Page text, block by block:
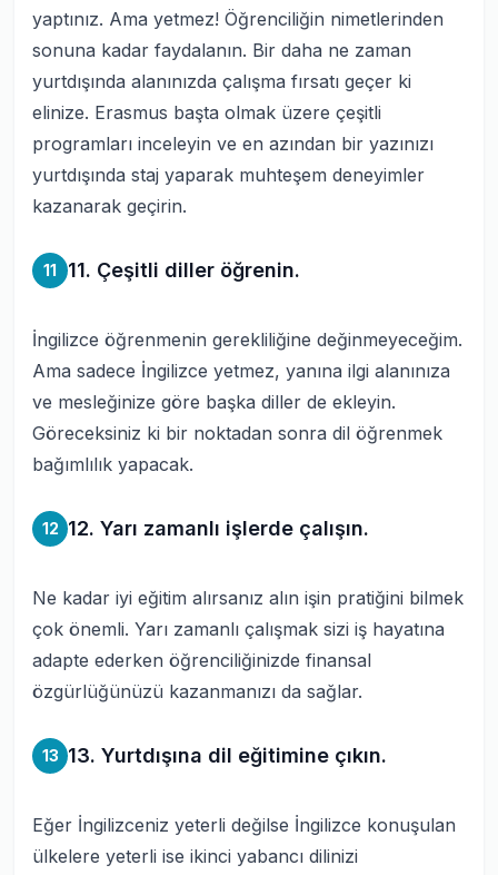
yaptınız. Ama yetmez! Öğrenciliğin nimetlerinden
sonuna kadar faydalanın. Bir daha ne zaman
yurtdışında alanınızda çalışma fırsatı geçer ki
elinize. Erasmus başta olmak üzere çeşitli
programları inceleyin ve en azından bir yazınızı
yurtdışında staj yaparak muhteşem deneyimler
kazanarak geçirin.
11 11. Çeşitli diller öğrenin.
İngilizce öğrenmenin gerekliliğine değinmeyeceğim.
Ama sadece İngilizce yetmez, yanına ilgi alanınıza
ve mesleğinize göre başka diller de ekleyin.
Göreceksiniz ki bir noktadan sonra dil öğrenmek
bağımlılık yapacak.
12 12. Yarı zamanlı işlerde çalışın.
Ne kadar iyi eğitim alırsanız alın işin pratiğini bilmek
çok önemli. Yarı zamanlı çalışmak sizi iş hayatına
adapte ederken öğrenciliğinizde finansal
özgürlüğünüzü kazanmanızı da sağlar.
13 13. Yurtdışına dil eğitimine çıkın.
Eğer İngilizceniz yeterli değilse İngilizce konuşulan
ülkelere yeterli ise ikinci yabancı dilinizi